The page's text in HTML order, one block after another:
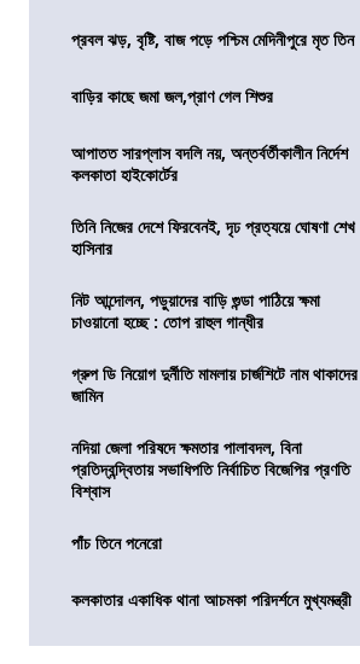
প্রবল ঝড়, বৃষ্টি, বাজ পড়ে পশ্চিম মেদিনীপুরে মৃত তিন
বাড়ির কাছে জমা জল,প্রাণ গেল শিশুর
আপাতত সারপ্লাস বদলি নয়, অন্তর্বর্তীকালীন নির্দেশ
কলকাতা হাইকোর্টের
তিনি নিজের দেশে ফিরবেনই, দৃঢ প্রত্যয়ে ঘোষণা শেখ
হাসিনার
নিট আন্দোলন, পড়ুয়াদের বাড়ি গুন্ডা পাঠিয়ে ক্ষমা
চাওয়ানো হচ্ছে : তোপ রাহুল গান্ধীর
গ্রুপ ডি নিয়োগ দুর্নীতি মামলায় চার্জশিটে নাম থাকাদের
জামিন
নদিয়া জেলা পরিষদে ক্ষমতার পালাবদল, বিনা
প্রতিদ্বন্দ্বিতায় সভাধিপতি নির্বাচিত বিজেপির প্রণতি
বিশ্বাস
পাঁচ তিনে পনেরো
কলকাতার একাধিক থানা আচমকা পরিদর্শনে মুখ্যমন্ত্রী